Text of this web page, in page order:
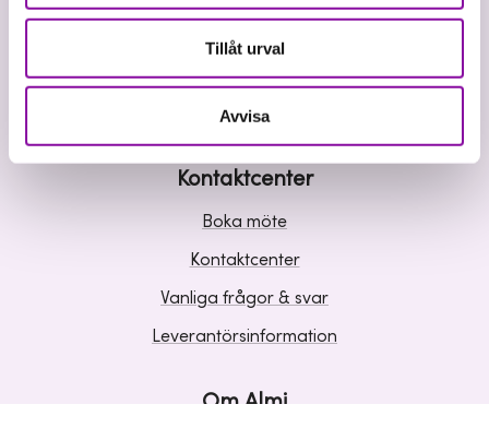
Tillåt urval
Avvisa
Riskkapital
Affärsutveckling
Kunskap och inspiration
Kontaktcenter
Boka möte
Kontaktcenter
Vanliga frågor & svar
Leverantörsinformation
Om Almi